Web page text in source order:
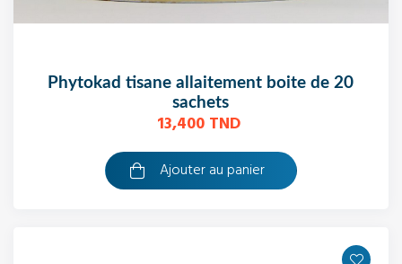
phytokad tisane allaitement boite de 20
sachets
13,400 TND
Ajouter au panier